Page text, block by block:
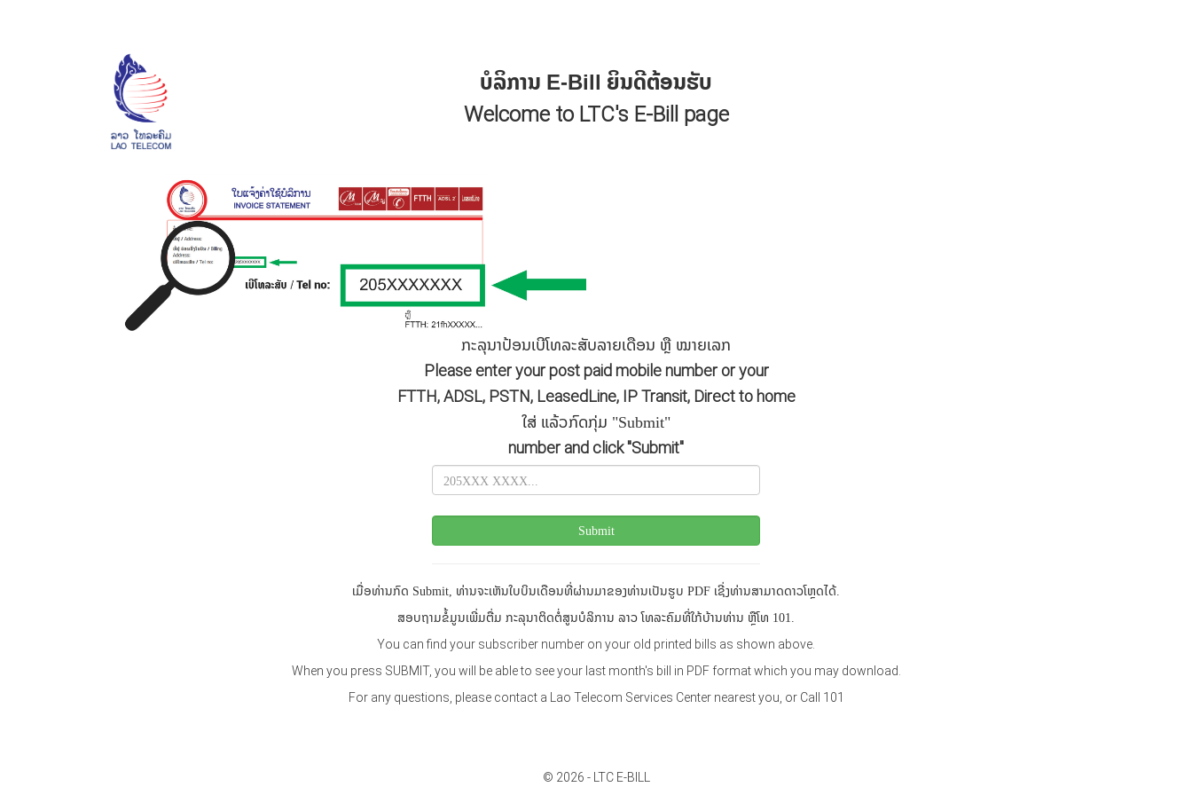
ບໍລິການ E-Bill ຍິນດີຕ້ອນຮັບ
Welcome to LTC's E-Bill page
ກະລຸນາປ້ອນເບີໂທລະສັບລາຍເດືອນ ຫຼື ໝາຍເລກ
Please enter your post paid mobile number or your
FTTH, ADSL, PSTN, LeasedLine, IP Transit, Direct to home
ໃສ່ ແລ້ວກົດກຸ່ມ "Submit"
number and click "Submit"
ເມື່ອທ່ານກົດ Submit, ທ່ານຈະເຫັນໃບບິນເດືອນທີ່ຜ່ານມາຂອງທ່ານເປັນຮູບ PDF ເຊີ່ງທ່ານສາມາດດາວໂຫຼດໄດ້.
ສອບຖາມຂໍ້ມູນເພີ່ມຕື່ມ ກະລຸນາຕິດຕໍ່ສູນບໍລິການ ລາວ ໂທລະຄົມທີ່ໃກ້ບ້ານທ່ານ ຫຼືໂທ 101.
You can find your subscriber number on your old printed bills as shown above.
When you press SUBMIT, you will be able to see your last month's bill in PDF format which you may download.
For any questions, please contact a Lao Telecom Services Center nearest you, or Call 101
© 2026 - LTC E-BILL